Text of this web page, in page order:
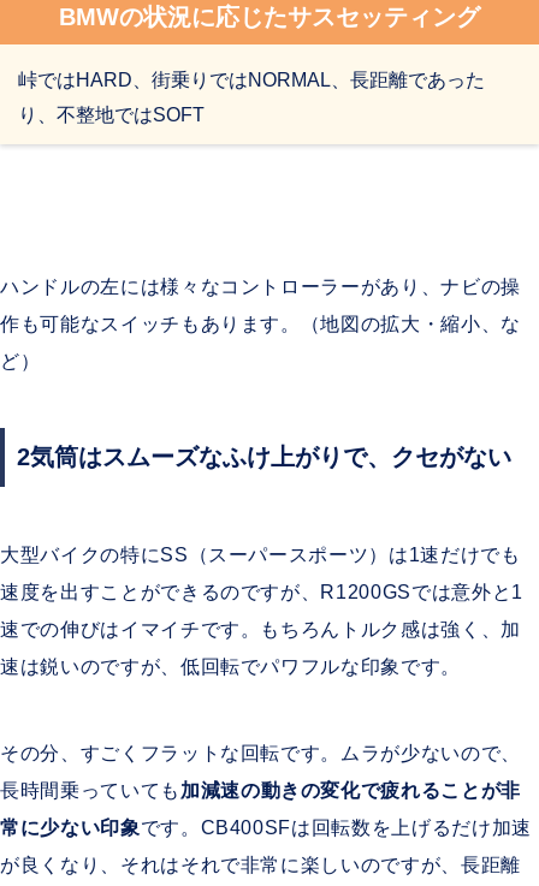
BMWの状況に応じたサスセッティング
峠ではHARD、街乗りではNORMAL、長距離であった
り、不整地ではSOFT
ハンドルの左には様々なコントローラーがあり、ナビの操
作も可能なスイッチもあります。（地図の拡大・縮小、な
ど）
2気筒はスムーズなふけ上がりで、クセがない
大型バイクの特にSS（スーパースポーツ）は1速だけでも
速度を出すことができるのですが、R1200GSでは意外と1
速での伸びはイマイチです。もちろんトルク感は強く、加
速は鋭いのですが、低回転でパワフルな印象です。
その分、すごくフラットな回転です。ムラが少ないので、
長時間乗っていても 加減速の動きの変化で疲れることが非
常に少ない印象です。CB400SFは回転数を上げるだけ加速
が良くなり、それはそれで非常に楽しいのですが、長距離